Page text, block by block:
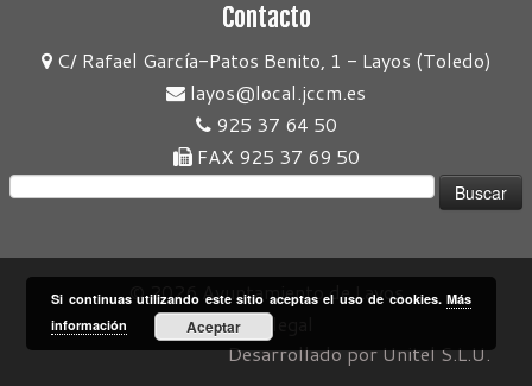
Contacto
C/ Rafael García-Patos Benito, 1 - Layos (Toledo)
layos@local.jccm.es
925 37 64 50
FAX 925 37 69 50
© 2026 Ayuntamiento de Layos
Aviso legal
Desarrollado por Unitel S.L.U.
Si continuas utilizando este sitio aceptas el uso de cookies. Más
información
Aceptar